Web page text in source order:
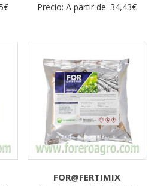
€ Precio: A partir de 34,43€
FOR@FERTIMIX